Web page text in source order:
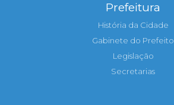
Prefeitura
História da Cidade
Gabinete do Prefeito
Legislação
Secretarias